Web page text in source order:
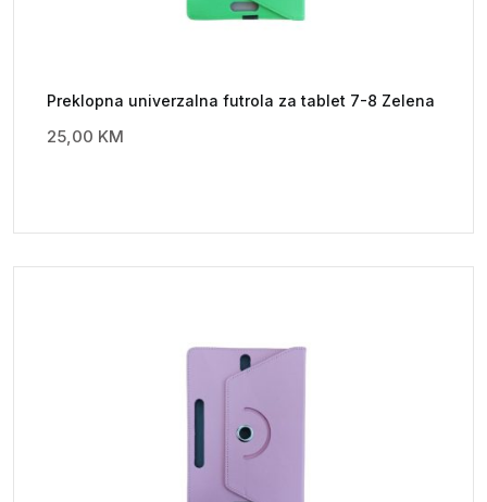
Preklopna univerzalna futrola za tablet 7-8 Zelena
25,00 KM